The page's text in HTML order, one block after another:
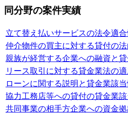
同分野の案件実績
立て替え払いサービスの法令適
仲介物件の買主に対する貸付の法
親族が経営する企業への融資と
リース取引に対する貸金業法の
ローンに関する説明と貸金業該
協力工務店等への貸付の貸金業
共同事業の相手方企業への資金